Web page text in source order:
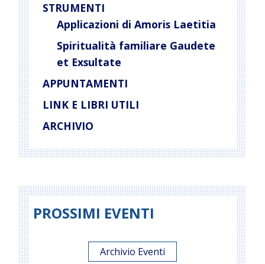
STRUMENTI
Applicazioni di Amoris Laetitia
Spiritualità familiare Gaudete
et Exsultate
APPUNTAMENTI
LINK E LIBRI UTILI
ARCHIVIO
PROSSIMI EVENTI
Archivio Eventi